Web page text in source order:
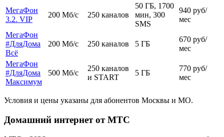
МегаФон
3.2. VIP
200 Мб/с 250 каналов
50 ГБ, 1700
мин, 300
SMS
940 руб/
мес
МегаФон
#ДляДома
Всё
200 Мб/с 250 каналов 5 ГБ
670 руб/
мес
МегаФон
#ДляДома
Максимум
500 Мб/с
250 каналов
и START
5 ГБ
770 руб/
мес
Условия и цены указаны для абонентов Москвы и МО.
Домашний интернет от МТС